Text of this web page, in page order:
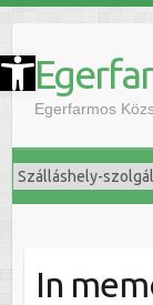
Eszköztár megnyitása
Egerfarmos
In